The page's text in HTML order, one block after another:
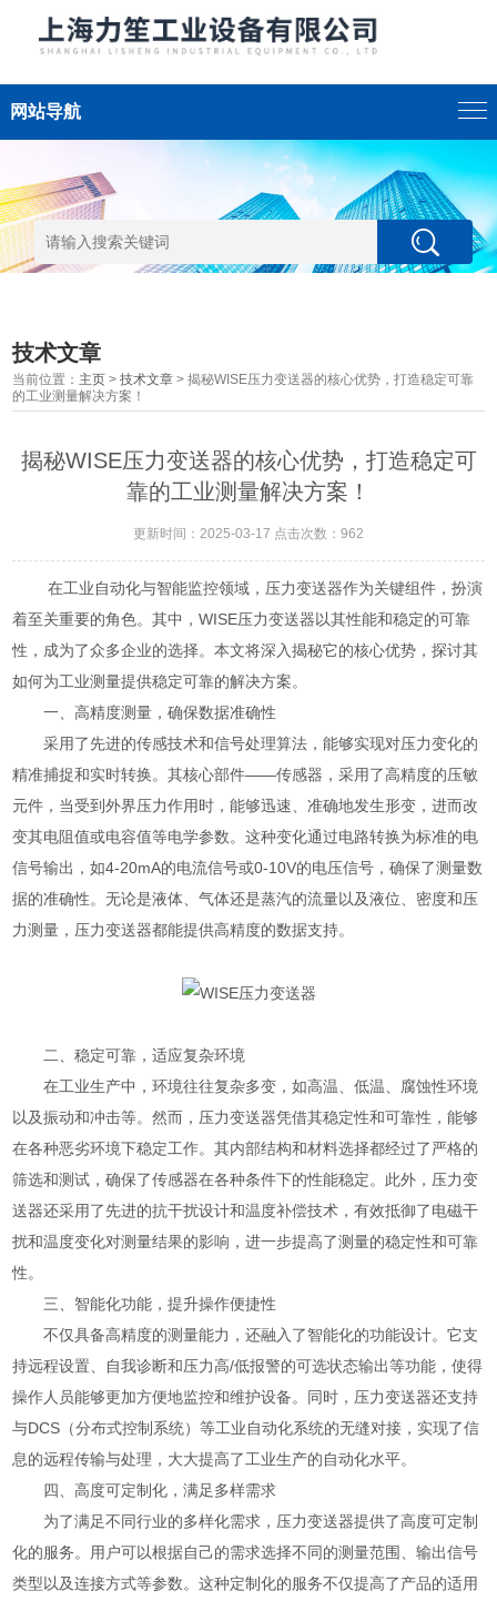
网站导航
技术文章
当前位置： 主页 >技术文章 > 揭秘WISE压力变送器的核心优势，打造稳定可靠
的工业测量解决方案！
揭秘WISE压力变送器的核心优势，打造稳定可
靠的工业测量解决方案！
更新时间：2025-03-17 点击次数：962
在工业自动化与智能监控领域，压力变送器作为关键组件，扮演
着至关重要的角色。其中，WISE压力变送器以其性能和稳定的可靠
性，成为了众多企业的选择。本文将深入揭秘它的核心优势，探讨其
如何为工业测量提供稳定可靠的解决方案。
一、高精度测量，确保数据准确性
采用了先进的传感技术和信号处理算法，能够实现对压力变化的
精准捕捉和实时转换。其核心部件——传感器，采用了高精度的压敏
元件，当受到外界压力作用时，能够迅速、准确地发生形变，进而改
变其电阻值或电容值等电学参数。这种变化通过电路转换为标准的电
信号输出，如4-20mA的电流信号或0-10V的电压信号，确保了测量数
据的准确性。无论是液体、气体还是蒸汽的流量以及液位、密度和压
力测量，压力变送器都能提供高精度的数据支持。
二、稳定可靠，适应复杂环境
在工业生产中，环境往往复杂多变，如高温、低温、腐蚀性环境
以及振动和冲击等。然而，压力变送器凭借其稳定性和可靠性，能够
在各种恶劣环境下稳定工作。其内部结构和材料选择都经过了严格的
筛选和测试，确保了传感器在各种条件下的性能稳定。此外，压力变
送器还采用了先进的抗干扰设计和温度补偿技术，有效抵御了电磁干
扰和温度变化对测量结果的影响，进一步提高了测量的稳定性和可靠
性。
三、智能化功能，提升操作便捷性
不仅具备高精度的测量能力，还融入了智能化的功能设计。它支
持远程设置、自我诊断和压力高/低报警的可选状态输出等功能，使得
操作人员能够更加方便地监控和维护设备。同时，压力变送器还支持
与DCS（分布式控制系统）等工业自动化系统的无缝对接，实现了信
息的远程传输与处理，大大提高了工业生产的自动化水平。
四、高度可定制化，满足多样需求
为了满足不同行业的多样化需求，压力变送器提供了高度可定制
化的服务。用户可以根据自己的需求选择不同的测量范围、输出信号
类型以及连接方式等参数。这种定制化的服务不仅提高了产品的适用